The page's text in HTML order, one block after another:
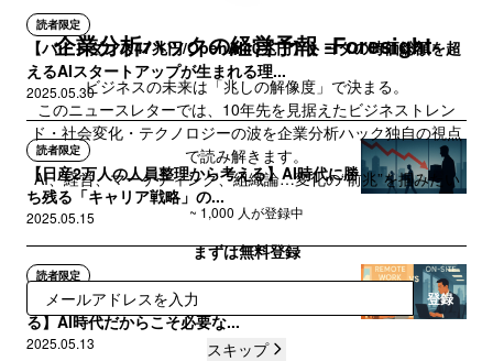
読者限定
【バイトダンス47兆円/OpenAI40兆円】トヨタの時価総額を超
えるAIスタートアップが生まれる理...
2025.05.30
読者限定
【日産2万人の人員整理から考える】AI時代に勝
ち残る「キャリア戦略」の...
2025.05.15
読者限定
【アクセンチュアの週5日出社義務化から考え
る】AI時代だからこそ必要な...
2025.05.13
企業分析ハックの経営予報 -Foresight-
ビジネスの未来は「兆しの解像度」で決まる。
このニュースレターでは、10年先を見据えたビジネストレン
ド・社会変化・テクノロジーの波を企業分析ハック独自の視点
で読み解きます。
AI、経営、マーケティング、組織論…変化の“前兆”を掴みたい
人のための未来予報便です。
~ 1,000 人が登録中
まずは無料登録
登録
スキップ